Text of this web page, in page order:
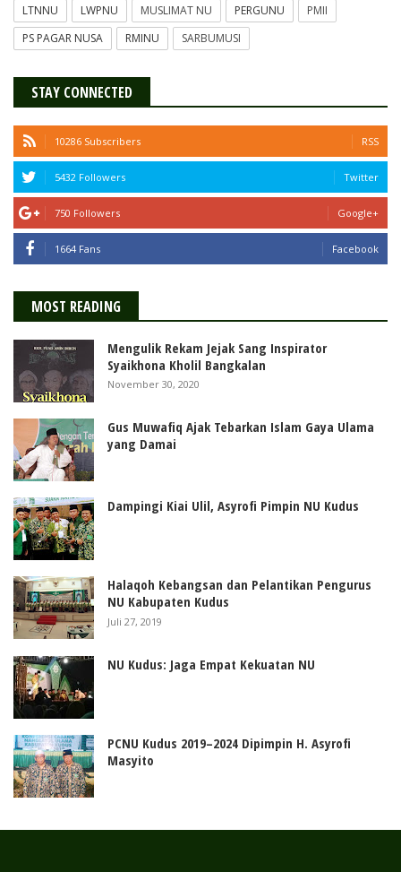
LTNNU LWPNU MUSLIMAT NU PERGUNU
PMII
PS PAGAR NUSA
RMINU SARBUMUSI
STAY CONNECTED
10286 Subscribers RSS
5432 Followers Twitter
750 Followers Google+
1664 Fans Facebook
MOST READING
Mengulik Rekam Jejak Sang Inspirator
Syaikhona Kholil Bangkalan
November 30, 2020
Gus Muwafiq Ajak Tebarkan Islam Gaya Ulama
yang Damai
Dampingi Kiai Ulil, Asyrofi Pimpin NU Kudus
Halaqoh Kebangsan dan Pelantikan Pengurus
NU Kabupaten Kudus
Juli 27, 2019
NU Kudus: Jaga Empat Kekuatan NU
PCNU Kudus 2019–2024 Dipimpin H. Asyrofi
Masyito